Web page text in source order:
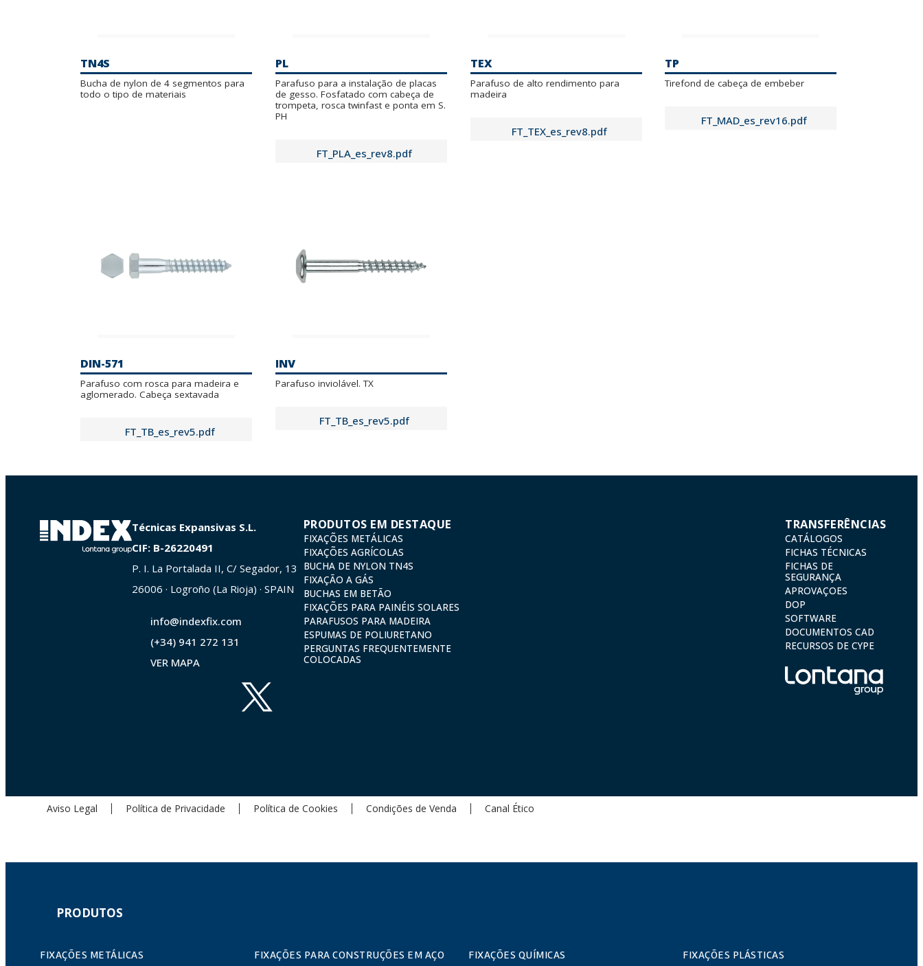
TN4S
Bucha de nylon de 4 segmentos para
todo o tipo de materiais
PL
Parafuso para a instalação de placas
de gesso. Fosfatado com cabeça de
trompeta, rosca twinfast e ponta em S.
PH
FT_PLA_es_rev8.pdf
TEX
Parafuso de alto rendimento para
madeira
FT_TEX_es_rev8.pdf
TP
Tirefond de cabeça de embeber
FT_MAD_es_rev16.pdf
DIN-571
Parafuso com rosca para madeira e
aglomerado. Cabeça sextavada
FT_TB_es_rev5.pdf
INV
Parafuso inviolável. TX
FT_TB_es_rev5.pdf
Técnicas Expansivas S.L.
CIF: B-26220491
P. I. La Portalada II, C/ Segador, 13
26006 · Logroño (La Rioja) · SPAIN
info@indexfix.com
(+34) 941 272 131
VER MAPA
PRODUTOS EM DESTAQUE
FIXAÇÕES METÁLICAS
FIXAÇÕES AGRÍCOLAS
BUCHA DE NYLON TN4S
FIXAÇÃO A GÁS
BUCHAS EM BETÃO
FIXAÇÕES PARA PAINÉIS SOLARES
PARAFUSOS PARA MADEIRA
ESPUMAS DE POLIURETANO
PERGUNTAS FREQUENTEMENTE
COLOCADAS
TRANSFERÊNCIAS
CATÁLOGOS
FICHAS TÉCNICAS
FICHAS DE
SEGURANÇA
APROVAÇOES
DOP
SOFTWARE
DOCUMENTOS CAD
RECURSOS DE CYPE
Aviso Legal Política de Privacidade Política de Cookies Condições de Venda Canal Ético
PRODUTOS
FIXAÇÕES METÁLICAS FIXAÇÕES PARA CONSTRUÇÕES EM AÇO FIXAÇÕES QUÍMICAS
FIXAÇÕES PLÁSTICAS